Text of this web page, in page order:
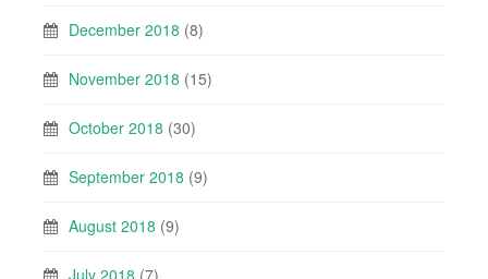
December 2018 (8)
November 2018 (15)
October 2018 (30)
September 2018 (9)
August 2018 (9)